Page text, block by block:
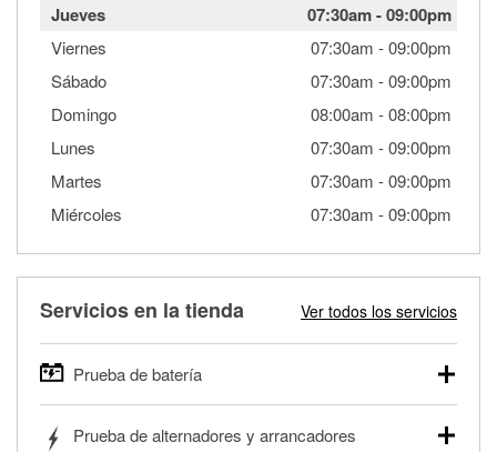
Jueves 07:30am-09:00pm
Viernes 07:30am -09:00pm
Sábado
07:30am -09:00pm
Domingo
08:00am -08:00pm
Lunes
07:30am -09:00pm
Martes
07:30am -09:00pm
Miércoles
07:30am -09:00pm
Servicios en la tienda Ver todos los servicios
Prueba de batería
autos, camionetas, SUVs, vehículos comerciales y
Prueba de alternadores y arrancadores